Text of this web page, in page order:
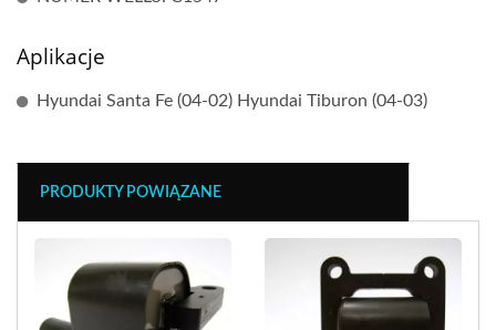
Aplikacje
Hyundai Santa Fe (04-02) Hyundai Tiburon (04-03)
PRODUKTY POWIĄZANE